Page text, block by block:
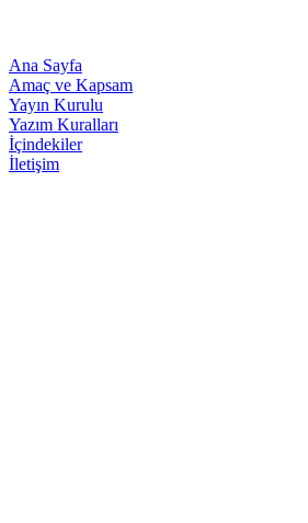
Ana Sayfa
Amaç ve Kapsam
Yayın Kurulu
Yazım Kuralları
İçindekiler
İletişim